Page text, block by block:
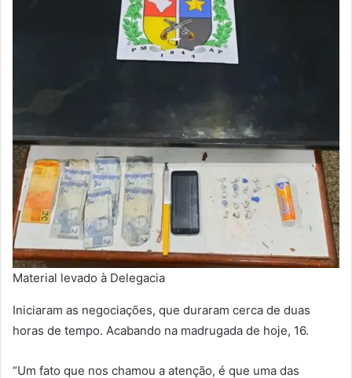
Material levado à Delegacia
Iniciaram as negociações, que duraram cerca de duas
horas de tempo. Acabando na madrugada de hoje, 16.
“Um fato que nos chamou a atenção, é que uma das